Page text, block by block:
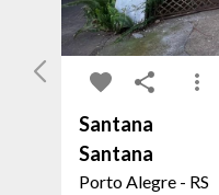
Santana
Santana
Porto Alegre - RS